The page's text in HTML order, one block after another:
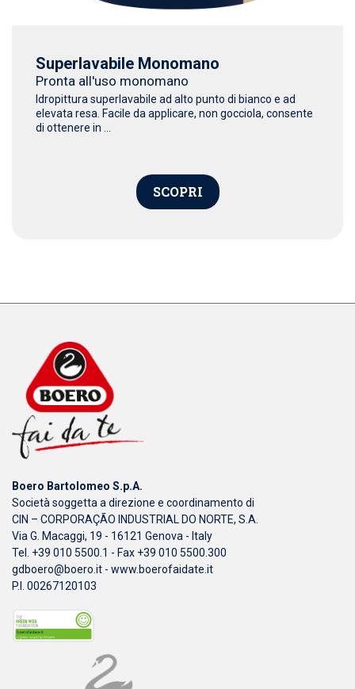
Superlavabile Monomano
Pronta all'uso monomano
Idropittura superlavabile ad alto punto di bianco e ad
elevata resa. Facile da applicare, non gocciola, consente
di ottenere in ...
SCOPRI
Boero Bartolomeo S.p.A.
Società soggetta a direzione e coordinamento di
CIN – CORPORAÇÃO INDUSTRIAL DO NORTE, S.A.
Via G. Macaggi, 19 - 16121 Genova - Italy
Tel. +39 010 5500.1 - Fax +39 010 5500.300
gdboero@boero.it - www.boerofaidate.it
P.I. 00267120103